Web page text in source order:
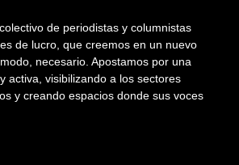
de periodistas y columnistas
de lucro, que creemos en un nuevo
necesario. Apostamos por una
activa, visibilizando a los sectores
y creando espacios donde sus voces